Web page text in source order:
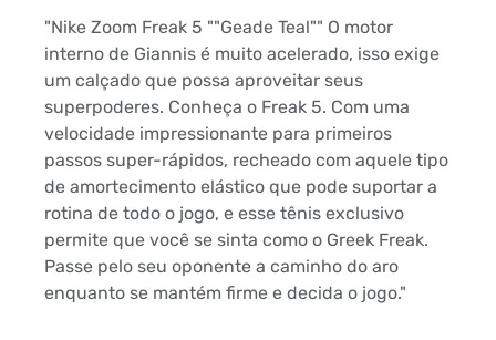
"Nike Zoom Freak 5 ""Geade Teal"" O motor
interno de Giannis é muito acelerado, isso exige
um calçado que possa aproveitar seus
superpoderes. Conheça o Freak 5. Com uma
velocidade impressionante para primeiros
passos super-rápidos, recheado com aquele tipo
de amortecimento elástico que pode suportar a
rotina de todo o jogo, e esse tênis exclusivo
permite que você se sinta como o Greek Freak.
Passe pelo seu oponente a caminho do aro
enquanto se mantém firme e decida o jogo."